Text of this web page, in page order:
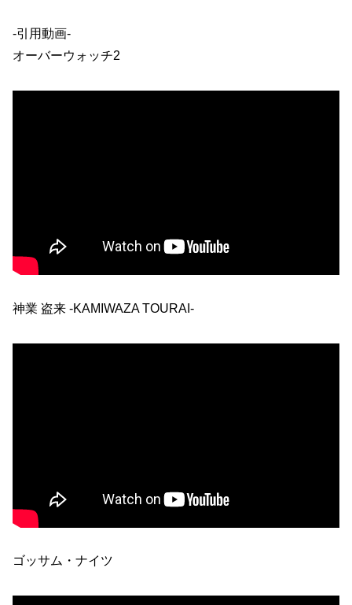
-引用動画-
オーバーウォッチ2
神業 盗来 -KAMIWAZA TOURAI-
ゴッサム・ナイツ